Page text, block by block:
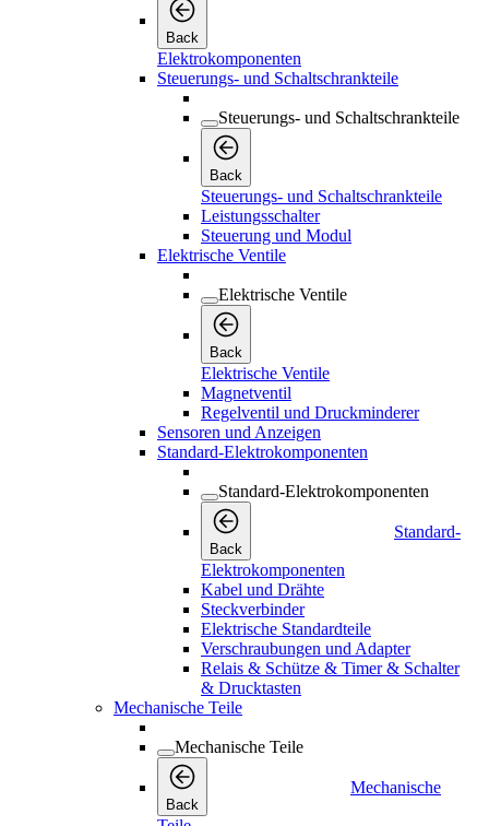
Back
Elektrokomponenten
Steuerungs- und Schaltschrankteile
Steuerungs- und Schaltschrankteile
Back
Steuerungs- und Schaltschrankteile
Leistungsschalter
Steuerung und Modul
Elektrische Ventile
Elektrische Ventile
Back
Elektrische Ventile
Magnetventil
Regelventil und Druckminderer
Sensoren und Anzeigen
Standard-Elektrokomponenten
Standard-Elektrokomponenten
Back
Standard-
Elektrokomponenten
Kabel und Drähte
Steckverbinder
Elektrische Standardteile
Verschraubungen und Adapter
Relais & Schütze & Timer & Schalter
& Drucktasten
Mechanische Teile
Mechanische Teile
Back
Mechanische